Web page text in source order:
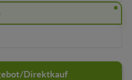
Direktkauf